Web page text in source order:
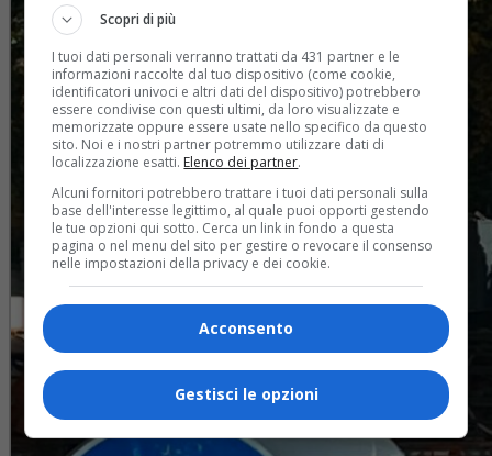
Scopri di più
I tuoi dati personali verranno trattati da 431 partner e le
informazioni raccolte dal tuo dispositivo (come cookie,
identificatori univoci e altri dati del dispositivo) potrebbero
essere condivise con questi ultimi, da loro visualizzate e
memorizzate oppure essere usate nello specifico da questo
sito. Noi e i nostri partner potremmo utilizzare dati di
localizzazione esatti. Elenco dei partner.
Alcuni fornitori potrebbero trattare i tuoi dati personali sulla
base dell'interesse legittimo, al quale puoi opporti gestendo
le tue opzioni qui sotto. Cerca un link in fondo a questa
pagina o nel menu del sito per gestire o revocare il consenso
nelle impostazioni della privacy e dei cookie.
Acconsento
Gestisci le opzioni